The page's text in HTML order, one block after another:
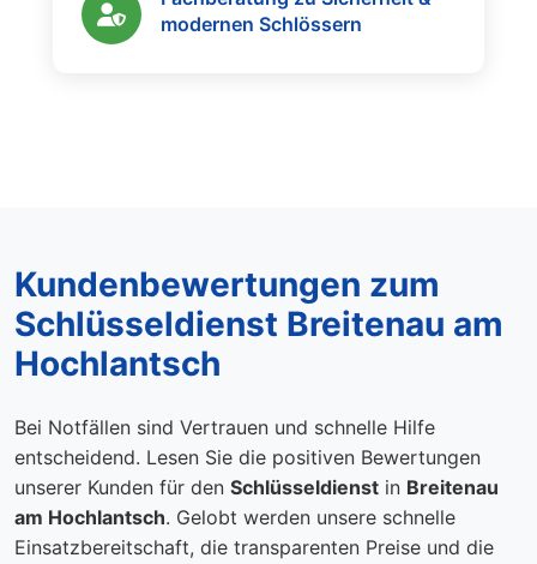
modernen Schlössern
Kundenbewertungen zum
Schlüsseldienst Breitenau am
Hochlantsch
Bei Notfällen sind Vertrauen und schnelle Hilfe
entscheidend. Lesen Sie die positiven Bewertungen
unserer Kunden für den Schlüsseldienst in Breitenau
am Hochlantsch. Gelobt werden unsere schnelle
Einsatzbereitschaft, die transparenten Preise und die